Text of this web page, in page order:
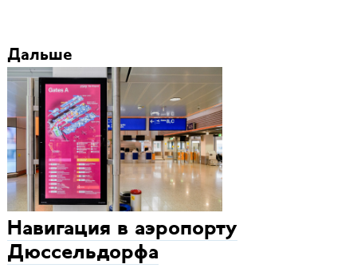
Дальше
Навигация в аэропорту
Дюссельдорфа